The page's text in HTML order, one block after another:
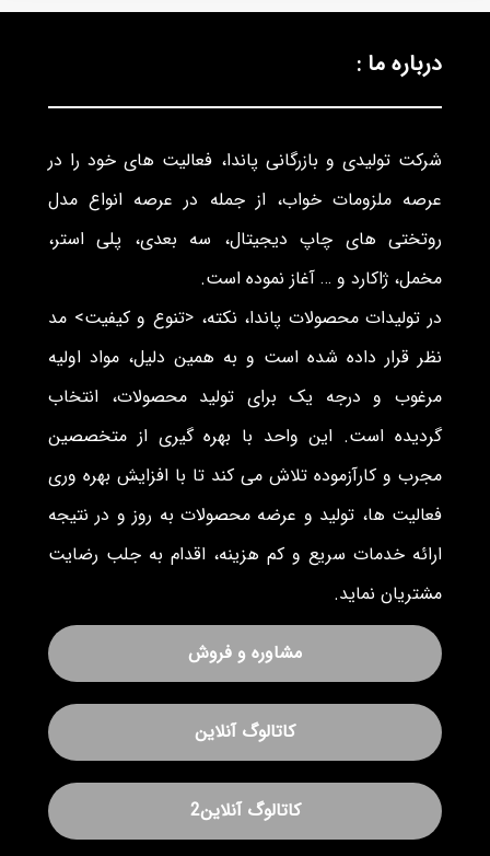
درباره ما :
شرکت تولیدی و بازرگانی پاندا، فعالیت های خود را در
عرصه ملزومات خواب، از جمله در عرصه انواع مدل
روتختی های چاپ دیجیتال، سه بعدی، پلی استر،
مخمل، ژاکارد و … آغاز نموده است.
در تولیدات محصولات پاندا، نکته، <تنوع و کیفیت> مد
نظر قرار داده شده است و به همین دلیل، مواد اولیه
مرغوب و درجه یک برای تولید محصولات، انتخاب
گردیده است. این واحد با بهره گیری از متخصصین
مجرب و کارآزموده تلاش می کند تا با افزایش بهره وری
فعالیت ها، تولید و عرضه محصولات به روز و در نتیجه
ارائه خدمات سریع و کم هزینه، اقدام به جلب رضایت
مشتریان نماید.
مشاوره و فروش
کاتالوگ آنلاین
کاتالوگ آنلاین2